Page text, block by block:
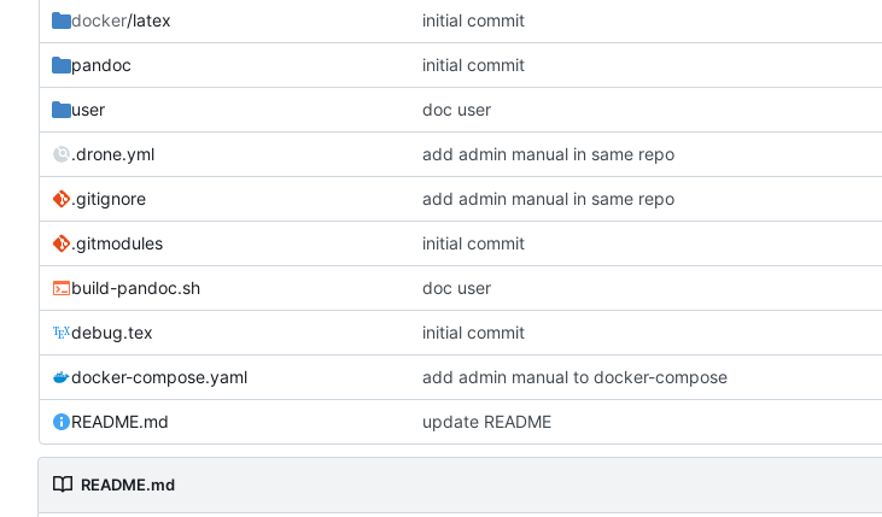
docker/latex initial commit
pandoc initial commit
user doc user
.drone.yml add admin manual in same repo
.gitignore add admin manual in same repo
.gitmodules initial commit
build-pandoc.sh doc user
debug.tex initial commit
docker-compose.yaml add admin manual to docker-compose
README.md update README
README.md